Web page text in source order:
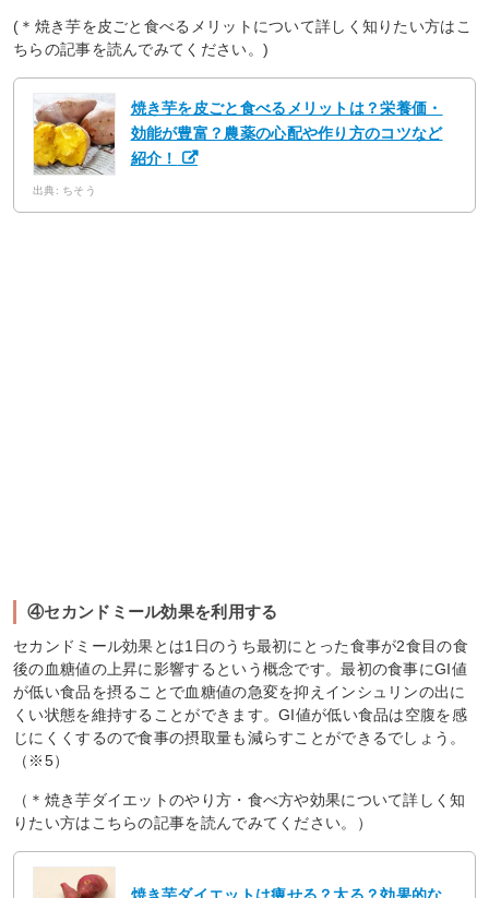
(＊焼き芋を皮ごと食べるメリットについて詳しく知りたい方はこ
ちらの記事を読んでみてください。)
焼き芋を皮ごと食べるメリットは？栄養価・
効能が豊富？農薬の心配や作り方のコツなど
紹介！
出典: ちそう
④セカンドミール効果を利用する
セカンドミール効果とは1日のうち最初にとった食事が2食目の食
後の血糖値の上昇に影響するという概念です。最初の食事にGI値
が低い食品を摂ることで血糖値の急変を抑えインシュリンの出に
くい状態を維持することができます。GI値が低い食品は空腹を感
じにくくするので食事の摂取量も減らすことができるでしょう。
（※5）
（＊焼き芋ダイエットのやり方・食べ方や効果について詳しく知
りたい方はこちらの記事を読んでみてください。）